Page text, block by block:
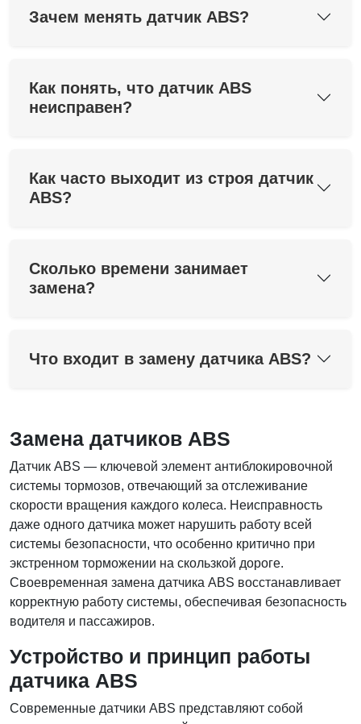
Зачем менять датчик ABS?
Как понять, что датчик ABS
неисправен?
Как часто выходит из строя датчик
ABS?
Сколько времени занимает
замена?
Что входит в замену датчика ABS?
Замена датчиков ABS
Датчик ABS — ключевой элемент антиблокировочной
системы тормозов, отвечающий за отслеживание
скорости вращения каждого колеса. Неисправность
даже одного датчика может нарушить работу всей
системы безопасности, что особенно критично при
экстренном торможении на скользкой дороге.
Своевременная замена датчика ABS восстанавливает
корректную работу системы, обеспечивая безопасность
водителя и пассажиров.
Устройство и принцип работы
датчика ABS
Современные датчики ABS представляют собой